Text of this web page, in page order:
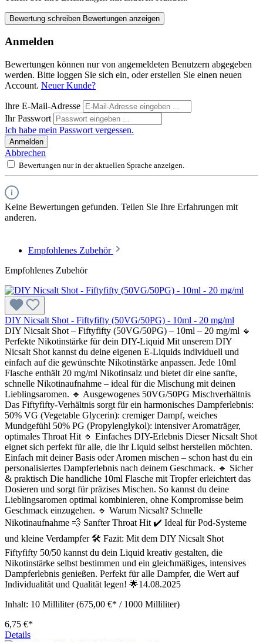
Bewertung schreiben Bewertungen anzeigen
Anmelden
Bewertungen können nur von angemeldeten Benutzern abgegeben
werden. Bitte loggen Sie sich ein, oder erstellen Sie einen neuen
Account. Neuer Kunde?
Ihre E-Mail-Adresse
Ihr Passwort
Ich habe mein Passwort vergessen.
Anmelden
Abbrechen
Bewertungen nur in der aktuellen Sprache anzeigen.
Keine Bewertungen gefunden. Teilen Sie Ihre Erfahrungen mit
anderen.
Empfohlenes Zubehör
Empfohlenes Zubehör
DIY Nicsalt Shot - Fiftyfifty (50VG/50PG) - 10ml - 20 mg/ml
DIY Nicsalt Shot – Fiftyfifty (50VG/50PG) – 10ml – 20 mg/ml 🔹
Perfekte Nikotinstärke für dein DIY-Liquid Mit unserem DIY
Nicsalt Shot kannst du deine eigenen E-Liquids individuell und
einfach auf die gewünschte Nikotinstärke anpassen. Jede 10ml
Flasche enthält 20 mg/ml Nikotinsalz und bietet dir eine sanfte,
schnelle Nikotinaufnahme – ideal für die Mischung mit deinen
Lieblingsaromen. 🔹 Ausgewogenes 50VG/50PG Mischverhältnis
Das Fiftyfifty-Verhältnis sorgt für ein harmonisches Dampferlebnis:
50% VG (Vegetable Glycerin): cremiger Dampf, weiches
Mundgefühl 50% PG (Propylenglykol): intensiver Aromaträger,
optimales Throat Hit 🔹 Einfaches DIY-Erlebnis Dieser Nicsalt Shot
eignet sich perfekt für alle, die ihr Liquid selbst herstellen möchten.
Einfach mit deiner Basis oder Aromen mischen – schon hast du ein
personalisiertes Dampferlebnis nach deinem Geschmack. 🔹 Sicher
& praktisch Die handliche 10ml Flasche mit Tropfer erleichtert das
Dosieren und sorgt für präzises Mischen. So kannst du deine
Lieblingsaromen optimal kombinieren, ohne Kompromisse beim
Geschmack einzugehen. 🔹 Warum Nicsalt? Schnelle
Nikotinaufnahme 💨 Sanfter Throat Hit ✔️ Ideal für Pod-Systeme
und kleine Verdampfer 🛠️ Fazit: Mit dem DIY Nicsalt Shot
Fiftyfifty 50/50 kannst du dein Liquid kreativ gestalten, die
Nikotinstärke selbst bestimmen und ein gleichmäßiges, intensives
Dampferlebnis genießen. Perfekt für alle Dampfer, die Wert auf
Individualität und Qualität legen! 🌟14.08.2025
Inhalt: 10 Milliliter(675,00 €* / 1000 Milliliter)
6,75 €*
Details